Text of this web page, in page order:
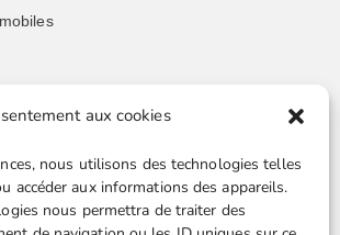
aux cookies
nous utilisons des technologies telles
accéder aux informations des appareils.
nous permettra de traiter des